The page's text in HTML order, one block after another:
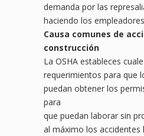
demanda por las
haciendo los
Causa comunes de
construcción
La OSHA estableces
requerimientos para que
puedan obtener los
para
que puedan laborar sin
al máximo los accidentes